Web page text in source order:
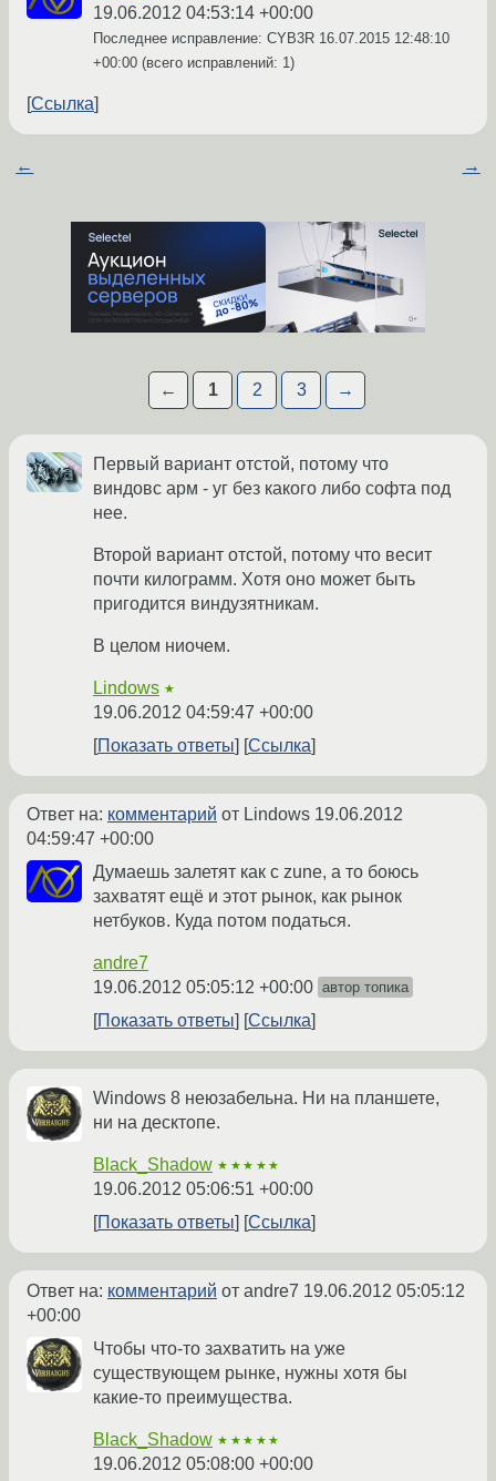
19.06.2012 04:53:14 +00:00
Последнее исправление: CYB3R 16.07.2015 12:48:10
+00:00 (всего исправлений: 1)
Ссылка
← →
← 1 2 3 →
Первый вариант отстой, потому что
виндовс арм - уг без какого либо софта под
нее.
Второй вариант отстой, потому что весит
почти килограмм. Хотя оно может быть
пригодится виндузятникам.
В целом ниочем.
Lindows ★
19.06.2012 04:59:47 +00:00
Показать ответы
Ссылка
Ответ на: комментарий от Lindows 19.06.2012
04:59:47 +00:00
Думаешь залетят как с zune, а то боюсь
захватят ещё и этот рынок, как рынок
нетбуков. Куда потом податься.
andre7
19.06.2012 05:05:12 +00:00 автор топика
Показать ответы Ссылка
Windows 8 неюзабельна. Ни на планшете,
ни на десктопе.
Black_Shadow ★★★★★
19.06.2012 05:06:51 +00:00
Показать ответы
Ссылка
Ответ на: комментарий от andre7 19.06.2012 05:05:12
+00:00
Чтобы что-то захватить на уже
существующем рынке, нужны хотя бы
какие-то преимущества.
Black_Shadow ★★★★★
19.06.2012 05:08:00 +00:00